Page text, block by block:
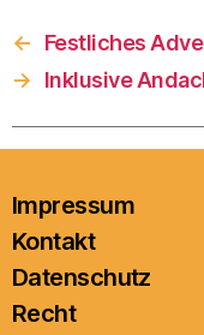
←
Festliches
→
Inklusive
Impressum
Kontakt
Datenschutz
Recht